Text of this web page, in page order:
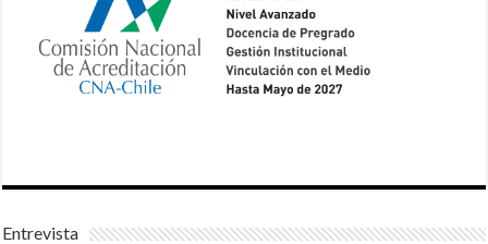
Entrevista